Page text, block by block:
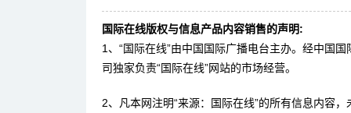
国际在线版权与信息产品内容销售的声明:
1、“国际在线”由中国国际广播电台主办。经中国
司独家负责“国际在线”网站的市场经营。
2、凡本网注明“来源：国际在线”的所有信息内容